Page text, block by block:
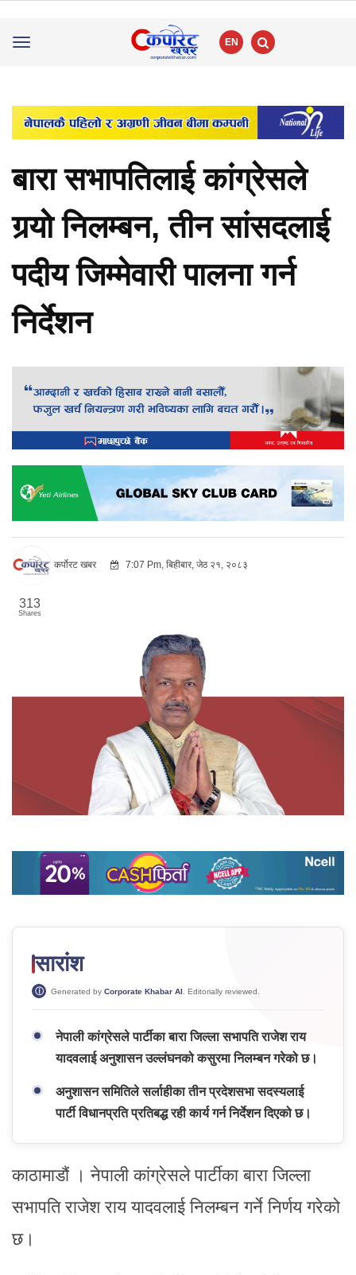
Toggle
EN
बारा सभापतिलाई कांग्रेसले
गर्‍यो निलम्बन, तीन सांसदलाई
पदीय जिम्मेवारी पालना गर्न
निर्देशन
कर्पोरट खबर 7:07 Pm, बिहीबार, जेठ २१, २०८३
313
Shares
सारांश
Generated by Corporate Khabar AI . Editorially reviewed.
नेपाली कांग्रेसले पार्टीका बारा जिल्ला सभापति राजेश राय
यादवलाई अनुशासन उल्लंघनको कसुरमा निलम्बन गरेको छ।
अनुशासन समितिले सर्लाहीका तीन प्रदेशसभा सदस्यलाई
पार्टी विधानप्रति प्रतिबद्ध रही कार्य गर्न निर्देशन दिएको छ।
काठामाडौं । नेपाली कांग्रेसले पार्टीका बारा जिल्ला
सभापति राजेश राय यादवलाई निलम्बन गर्ने निर्णय गरेको
छ।